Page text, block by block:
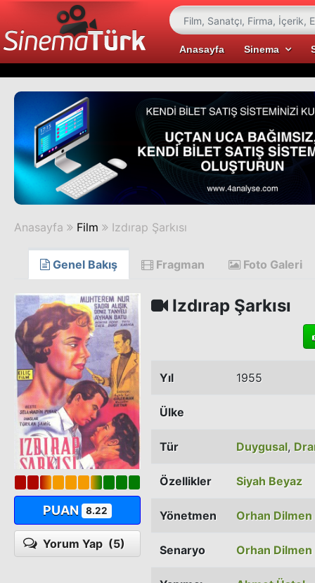
Anasayfa Sinema
Anasayfa Film Izdırap Şarkısı
Genel Bakış Fragman Foto Galeri
PUAN 8.22
Yorum Yap (5)
Izdırap Şarkısı
Yıl 1955
Ülke
Tür Duygusal,
Özellikler Siyah Beyaz
Yönetmen Orhan Dilmen
Senaryo Orhan Dilmen